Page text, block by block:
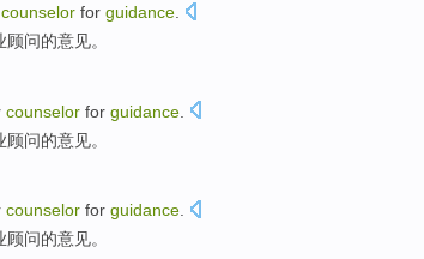
counselor for guidance
顾问的意见。
counselor for guidance
顾问的意见。
counselor for guidance.
顾问的意见。